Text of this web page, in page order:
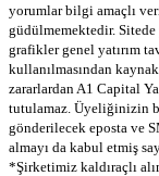
yorumlar bilgi amaçlı
güdülmemektedir.
grafikler genel yatırım
kullanılmasından
zararlardan A1 Capital
tutulamaz. Üyeliğinizin
gönderilecek eposta ve
almayı da kabul etmiş
*Şirketimiz kaldıraçlı